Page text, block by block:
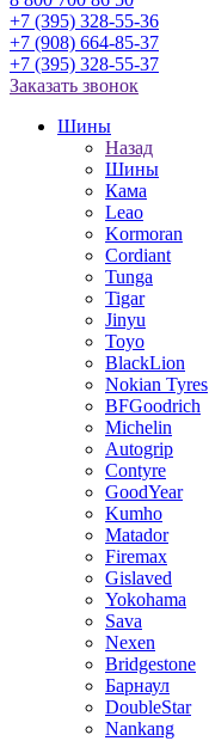
+7 (395) 328-55-36
+7 (908) 664-85-37
+7 (395) 328-55-37
Заказать звонок
Шины
Назад
Шины
Кама
Leao
Kormoran
Cordiant
Tunga
Tigar
Jinyu
Toyo
BlackLion
Nokian Tyres
BFGoodrich
Michelin
Autogrip
Contyre
GoodYear
Kumho
Matador
Firemax
Gislaved
Yokohama
Sava
Nexen
Bridgestone
Барнаул
DoubleStar
Nankang